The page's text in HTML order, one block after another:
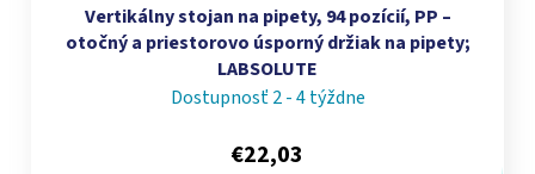
Vertikálny stojan na pipety, 94 pozícií, PP –
otočný a priestorovo úsporný držiak na pipety;
LABSOLUTE
Dostupnosť 2 - 4 týždne
€22,03